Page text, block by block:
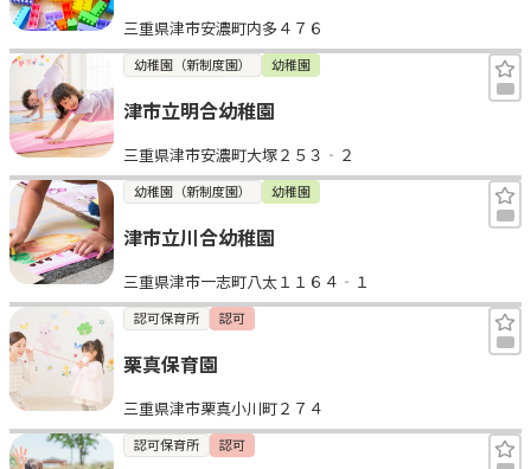
三重県津市安濃町内多４７６
幼稚園（新制度園） 幼稚園
津市立明合幼稚園
三重県津市安濃町大塚２５３‐２
幼稚園（新制度園） 幼稚園
津市立川合幼稚園
三重県津市一志町八太１１６４‐１
認可保育所 認可
栗真保育園
三重県津市栗真小川町２７４
認可保育所 認可